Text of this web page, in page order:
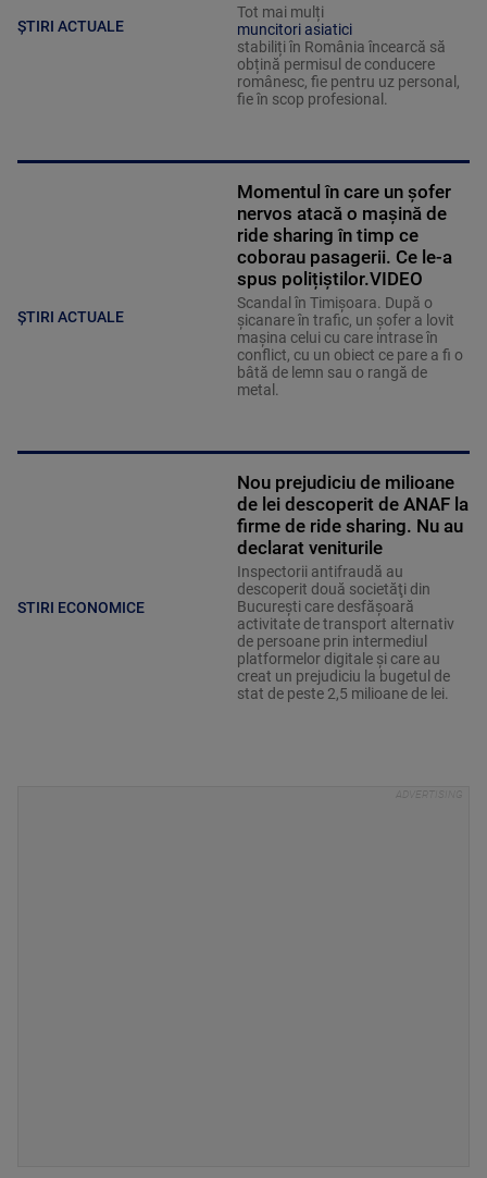
ȘTIRI ACTUALE
Tot mai mulți
muncitori asiatici
stabiliți în România încearcă să
obțină permisul de conducere
românesc, fie pentru uz personal,
fie în scop profesional.
ȘTIRI ACTUALE
Momentul în care un șofer
nervos atacă o mașină de
ride sharing în timp ce
coborau pasagerii. Ce le-a
spus polițiștilor.VIDEO
Scandal în Timișoara. După o
șicanare în trafic, un șofer a lovit
mașina celui cu care intrase în
conflict, cu un obiect ce pare a fi o
bâtă de lemn sau o rangă de
metal.
STIRI ECONOMICE
Nou prejudiciu de milioane
de lei descoperit de ANAF la
firme de ride sharing. Nu au
declarat veniturile
Inspectorii antifraudă au
descoperit două societăţi din
Bucureşti care desfăşoară
activitate de transport alternativ
de persoane prin intermediul
platformelor digitale şi care au
creat un prejudiciu la bugetul de
stat de peste 2,5 milioane de lei.